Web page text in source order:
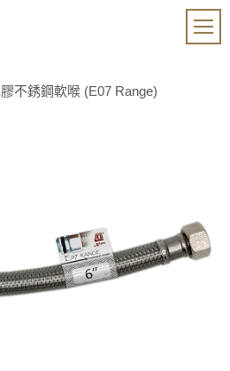
不銹鋼軟喉 (E07 Range)